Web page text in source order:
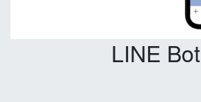
LINE Bot